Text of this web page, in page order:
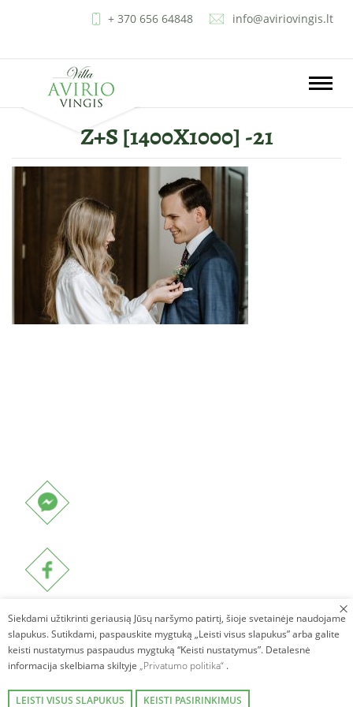
+ 370 656 64848 info@aviriovingis.lt
Toggle
Ž+S [1400X1000] -21
Siekdami užtikrinti geriausią Jūsų naršymo patirtį, šioje svetainėje naudojame
slapukus. Sutikdami, paspauskite mygtuką „Leisti visus slapukus” arba galite
keisti nustatymus paspaudus mygtuką “Keisti nustatymus”. Detalesnė
informacija skelbiama skiltyje „Privatumo politika“ .
LEISTI VISUS SLAPUKUS KEISTI PASIRINKIMUS